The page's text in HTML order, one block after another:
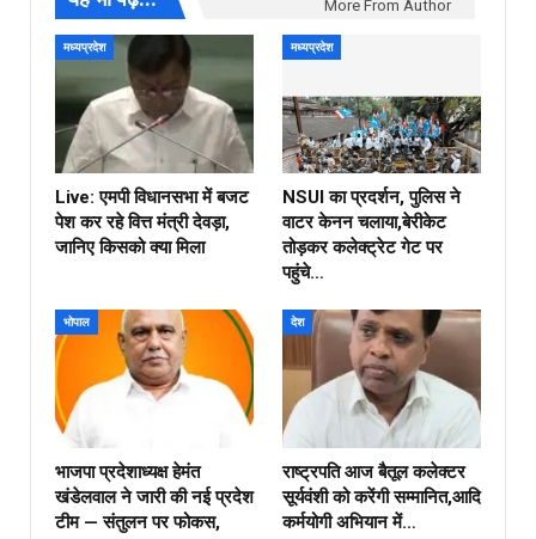
More From Author
मध्यप्रदेश
Live: एमपी विधानसभा में बजट
पेश कर रहे वित्त मंत्री देवड़ा,
जानिए किसको क्या मिला
मध्यप्रदेश
NSUI का प्रदर्शन, पुलिस ने
वाटर केनन चलाया,बेरीकेट
तोड़कर कलेक्ट्रेट गेट पर
पहुंचे…
भोपाल
भाजपा प्रदेशाध्यक्ष हेमंत
खंडेलवाल ने जारी की नई प्रदेश
टीम — संतुलन पर फोकस,
देश
राष्ट्रपति आज बैतूल कलेक्टर
सूर्यवंशी को करेंगी सम्मानित,आदि
कर्मयोगी अभियान में…